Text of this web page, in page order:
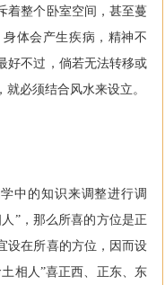
着整个卧室空间，甚至蔓
体会产生疾病，精神不
好不过，倘若无法转移或
必须结合风水来设立。
中的知识来调整进行调
”，那么所喜的方位是正
设在所喜的方位，因而设
相人”喜正西、正东、东